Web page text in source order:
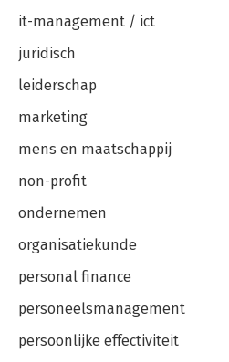
it-management / ict
juridisch
leiderschap
marketing
mens en maatschappij
non-profit
ondernemen
organisatiekunde
personal finance
personeelsmanagement
persoonlijke effectiviteit